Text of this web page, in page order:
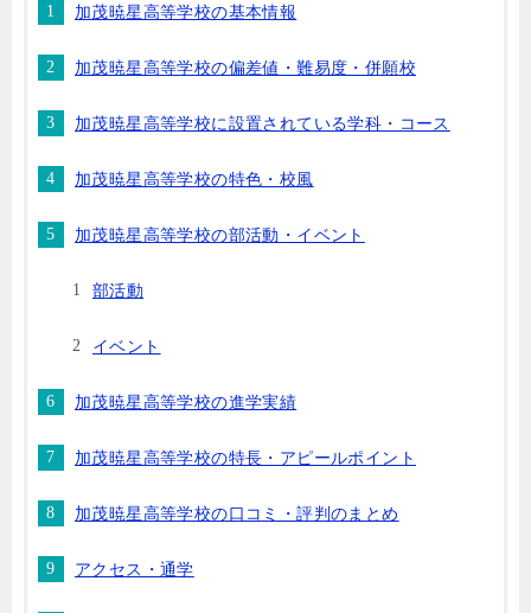
加茂暁星高等学校の基本情報
加茂暁星高等学校の偏差値・難易度・併願校
加茂暁星高等学校に設置されている学科・コース
加茂暁星高等学校の特色・校風
加茂暁星高等学校の部活動・イベント
部活動
イベント
加茂暁星高等学校の進学実績
加茂暁星高等学校の特長・アピールポイント
加茂暁星高等学校の口コミ・評判のまとめ
アクセス・通学